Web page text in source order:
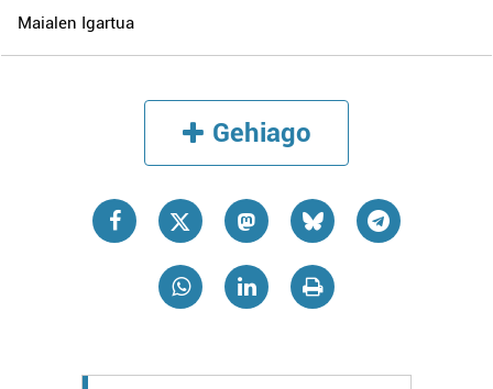
Maialen Igartua
Gehiago